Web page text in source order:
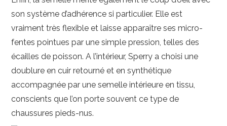
son système d’adhérence si particulier. Elle est
vraiment très flexible et laisse apparaître ses micro-
fentes pointues par une simple pression, telles des
écailles de poisson. A l’intérieur, Sperry a choisi une
doublure en cuir retourné et en synthétique
accompagnée par une semelle intérieure en tissu,
conscients que l’on porte souvent ce type de
chaussures pieds-nus.